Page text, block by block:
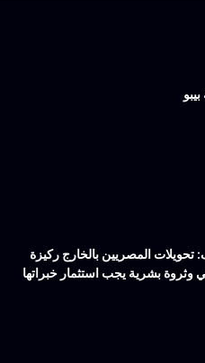
المصريين بالخارج ركيزة
وثروة بشرية يجب استثمار خبراتها